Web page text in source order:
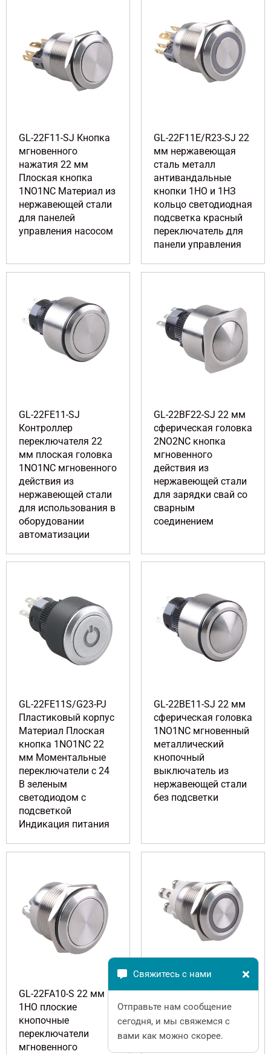
GL-22F11-SJ Кнопка
мгновенного
нажатия 22 мм
Плоская кнопка
1NO1NC Материал из
нержавеющей стали
для панелей
управления насосом
GL-22F11E/R23-SJ 22
мм нержавеющая
сталь металл
антивандальные
кнопки 1НО и 1НЗ
кольцо светодиодная
подсветка красный
переключатель для
панели управления
GL-22FE11-SJ
Контроллер
переключателя 22
мм плоская головка
1NO1NC мгновенного
действия из
нержавеющей стали
для использования в
оборудовании
автоматизации
GL-22BF22-SJ 22 мм
сферическая головка
2NO2NC кнопка
мгновенного
действия из
нержавеющей стали
для зарядки свай со
сварным
соединением
GL-22FE11S/G23-PJ
Пластиковый корпус
Материал Плоская
кнопка 1NO1NC 22
мм Моментальные
переключатели с 24
В зеленым
светодиодом с
подсветкой
Индикация питания
GL-22BE11-SJ 22 мм
сферическая головка
1NO1NC мгновенный
металлический
кнопочный
выключатель из
нержавеющей стали
без подсветки
GL-22FA10-S 22 мм
1НО плоские
кнопочные
переключатели
мгновенного
GL-22FA10E/R23-S 22
мм 1НО
металлическая
плоская кнопка с
Свяжитесь с нами
Отправьте нам сообщение
сегодня, и мы свяжемся с
вами как можно скорее.